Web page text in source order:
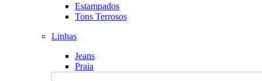
Estampados
Tons Terrosos
Linhas
Jeans
Praia